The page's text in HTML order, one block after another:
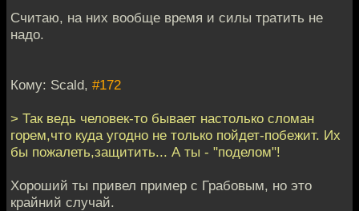
Считаю, на них вообще время и силы тратить не
надо.
Кому: Scald, #172
> Так ведь человек-то бывает настолько сломан
горем,что куда угодно не только пойдет-побежит. Их
бы пожалеть,защитить... А ты - "поделом"!
Хороший ты привел пример с Грабовым, но это
крайний случай.